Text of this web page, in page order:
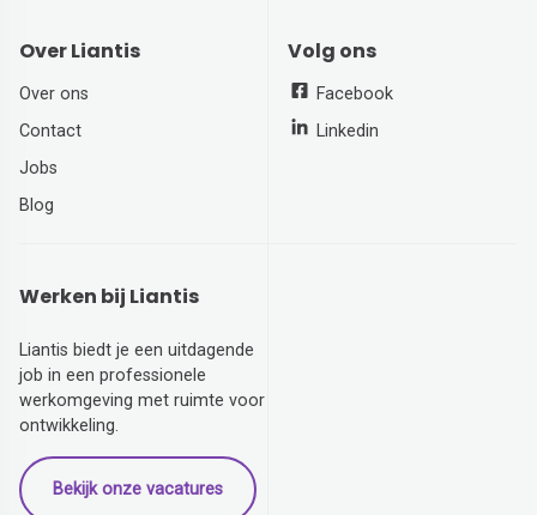
Over Liantis
Over ons
Contact
Jobs
Blog
Volg ons
Facebook
Linkedin
Werken bij Liantis
Liantis biedt je een uitdagende
job in een professionele
werkomgeving met ruimte voor
ontwikkeling.
Bekijk onze vacatures